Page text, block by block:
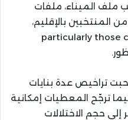
ملف الميناء، ملفات
المنتخبين بالإقليم،
particularly those
تراخيص عدة بنايات
ترجّح المعطيات إمكانية
حجم الاختلالات